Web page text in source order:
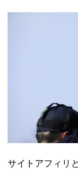
サイトアフィリ